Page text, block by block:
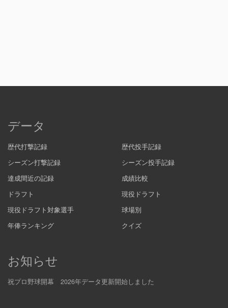
データ
歴代打撃記録
歴代投手記録
シーズン打撃記録
シーズン投手記録
達成間近の記録
成績比較
ドラフト
現役ドラフト
現役ドラフト対象選手
球場別
年俸ランキング
クイズ
お知らせ
祝プロ野球開幕 2026年データ更新開始しました